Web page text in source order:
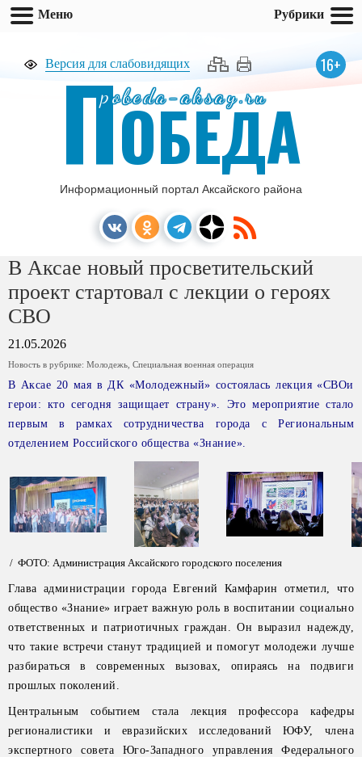
Версия для слабовидящих 16+
pobeda-aksay.ru
ПОБЕДА
Информационный портал Аксайского района
В Аксае новый просветительский
проект стартовал с лекции о героях
СВО
21.05.2026
Новость в рубрике: Молодежь Специальная военная операция
В Аксае 20 мая в ДК «Молодежный» состоялась лекция «СВОи
герои: кто сегодня защищает страну». Это мероприятие стало
первым в рамках сотрудничества города с Региональным
отделением Российского общества «Знание».
/ ФОТО: Администрация Аксайского городского поселения
Глава администрации города Евгений Камфарин отметил, что
общество «Знание» играет важную роль в воспитании социально
ответственных и патриотичных граждан. Он выразил надежду,
что такие встречи станут традицией и помогут молодежи лучше
разбираться в современных вызовах, опираясь на подвиги
прошлых поколений.
Центральным событием стала лекция профессора кафедры
регионалистики и евразийских исследований ЮФУ, члена
экспертного совета Юго-Западного управления Федерального
Меню Рубрики